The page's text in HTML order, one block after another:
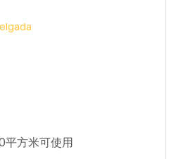
平方米可使用